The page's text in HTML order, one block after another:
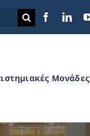
Μονάδες